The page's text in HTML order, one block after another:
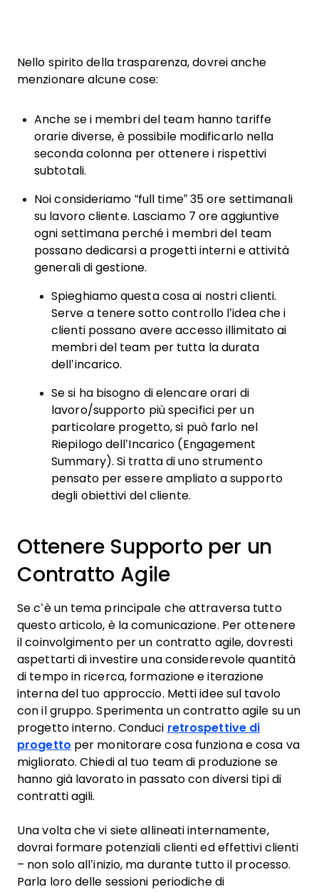
Nello spirito della trasparenza, dovrei anche
menzionare alcune cose:
Anche se i membri del team hanno tariffe
orarie diverse, è possibile modificarlo nella
seconda colonna per ottenere i rispettivi
subtotali.
Noi consideriamo “full time” 35 ore settimanali
su lavoro cliente. Lasciamo 7 ore aggiuntive
ogni settimana perché i membri del team
possano dedicarsi a progetti interni e attività
generali di gestione.
Spieghiamo questa cosa ai nostri clienti.
Serve a tenere sotto controllo l’idea che i
clienti possano avere accesso illimitato ai
membri del team per tutta la durata
dell’incarico.
Se si ha bisogno di elencare orari di
lavoro/supporto più specifici per un
particolare progetto, si può farlo nel
Riepilogo dell’Incarico (Engagement
Summary). Si tratta di uno strumento
pensato per essere ampliato a supporto
degli obiettivi del cliente.
Ottenere Supporto per un
Contratto Agile
Se c’è un tema principale che attraversa tutto
questo articolo, è la comunicazione. Per ottenere
il coinvolgimento per un contratto agile, dovresti
aspettarti di investire una considerevole quantità
di tempo in ricerca, formazione e iterazione
interna del tuo approccio. Metti idee sul tavolo
con il gruppo. Sperimenta un contratto agile su un
progetto interno. Conduci retrospettive di
progetto per monitorare cosa funziona e cosa va
migliorato. Chiedi al tuo team di produzione se
hanno già lavorato in passato con diversi tipi di
contratti agili.
Una volta che vi siete allineati internamente,
dovrai formare potenziali clienti ed effettivi clienti
– non solo all’inizio, ma durante tutto il processo.
Parla loro delle sessioni periodiche di